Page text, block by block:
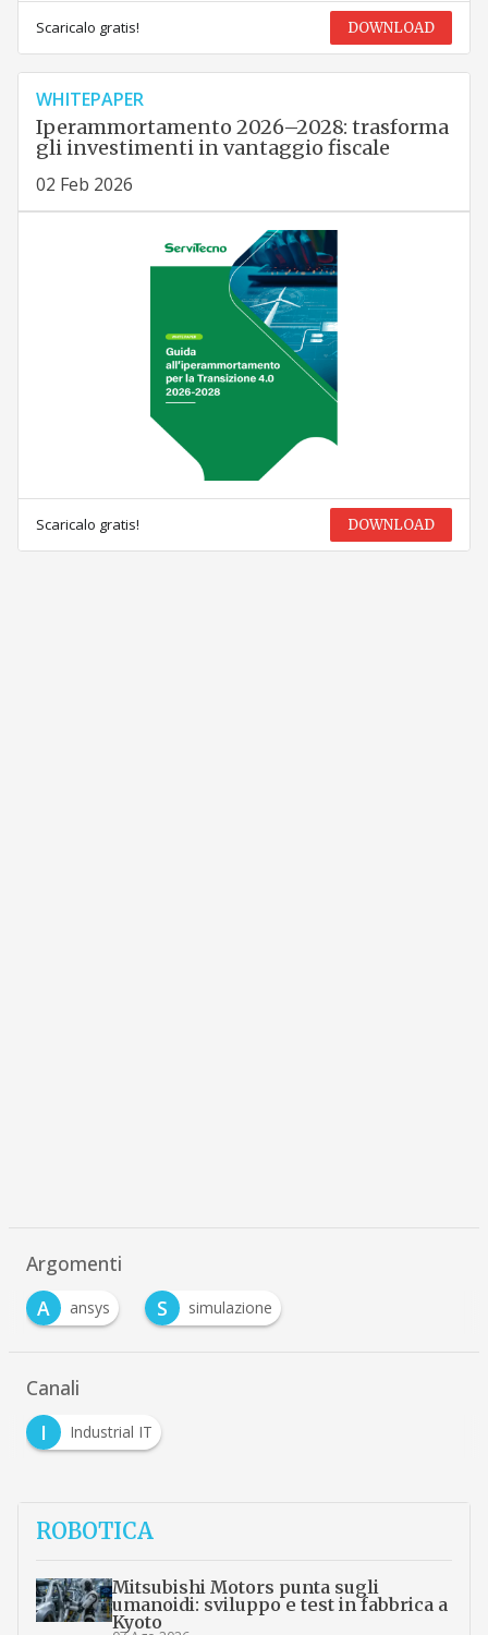
Scaricalo gratis! DOWNLOAD
WHITEPAPER
Iperammortamento 2026–2028: trasforma
gli investimenti in vantaggio fiscale
02 Feb 2026
Scaricalo gratis! DOWNLOAD
Argomenti
A
ansys S simulazione
Canali
I
Industrial IT
ROBOTICA
Mitsubishi Motors punta sugli
umanoidi: sviluppo e test in fabbrica a
Kyoto